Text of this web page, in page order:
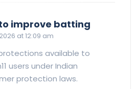
improve batting
at 12:09 am
available to
users under Indian
protection laws.